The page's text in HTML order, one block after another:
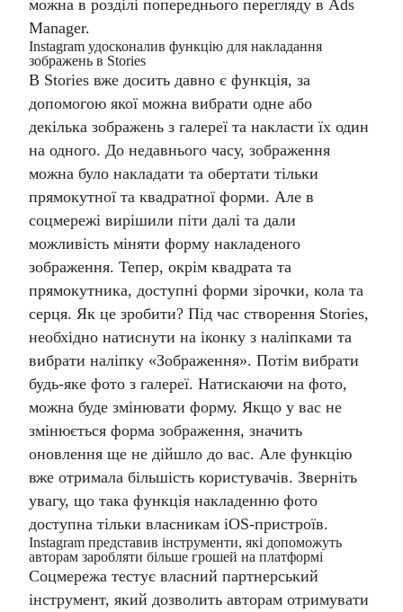
можна в розділі попереднього перегляду в Ads
Manager.
Instagram удосконалив функцію для накладання
зображень в Stories
В Stories вже досить давно є функція, за
допомогою якої можна вибрати одне або
декілька зображень з галереї та накласти їх один
на одного. До недавнього часу, зображення
можна було накладати та обертати тільки
прямокутної та квадратної форми. Але в
соцмережі вирішили піти далі та дали
можливість міняти форму накладеного
зображення. Тепер, окрім квадрата та
прямокутника, доступні форми зірочки, кола та
серця. Як це зробити? Під час створення Stories,
необхідно натиснути на іконку з наліпками та
вибрати наліпку «Зображення». Потім вибрати
будь-яке фото з галереї. Натискаючи на фото,
можна буде змінювати форму. Якщо у вас не
змінюється форма зображення, значить
оновлення ще не дійшло до вас. Але функцію
вже отримала більшість користувачів. Зверніть
увагу, що така функція накладенню фото
доступна тільки власникам iOS-пристроїв.
Instagram представив інструменти, які допоможуть
авторам заробляти більше грошей на платформі
Соцмережа тестує власний партнерський
інструмент, який дозволить авторам отримувати